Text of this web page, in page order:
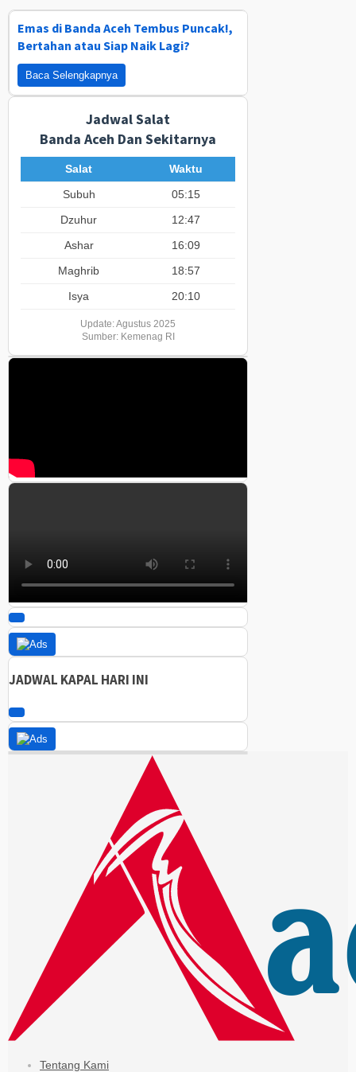
Emas di Banda Aceh Tembus Puncak!,
Bertahan atau Siap Naik Lagi?
Baca Selengkapnya
Jadwal Salat
Banda Aceh Dan Sekitarnya
Salat
Waktu
Subuh
05:15
Dzuhur
12:47
Ashar
16:09
Maghrib
18:57
Isya
20:10
Update: Agustus 2025
Sumber: Kemenag RI
JADWAL KAPAL HARI INI
Tentang Kami